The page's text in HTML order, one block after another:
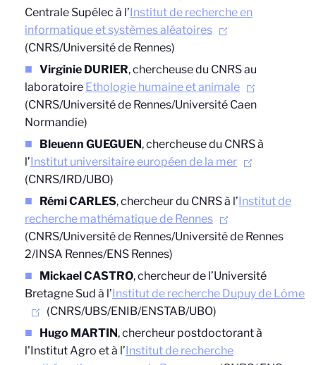
Centrale Supélec à l’Institut de recherche en
informatique et systèmes aléatoires
(CNRS/Université de Rennes)
Virginie DURIER, chercheuse du CNRS au
laboratoire Ethologie humaine et animale
(CNRS/Université de Rennes/Université Caen
Normandie)
Bleuenn GUEGUEN, chercheuse du CNRS à
l’Institut universitaire européen de la mer
(CNRS/IRD/UBO)
Rémi CARLES, chercheur du CNRS à l’Institut de
recherche mathématique de Rennes
(CNRS/Université de Rennes/Université de Rennes
2/INSA Rennes/ENS Rennes)
Mickael CASTRO, chercheur de l’Université
Bretagne Sud à l’Institut de recherche Dupuy de Lôme
(CNRS/UBS/ENIB/ENSTAB/UBO)
Hugo MARTIN,chercheur postdoctorant à
l'Institut Agro et à l’Institut de recherche